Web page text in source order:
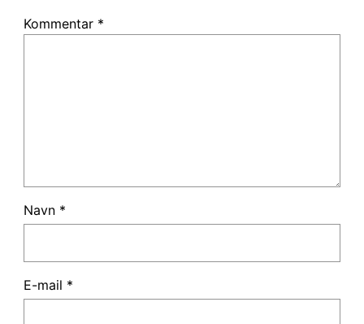
Kommentar *
Navn *
E-mail *